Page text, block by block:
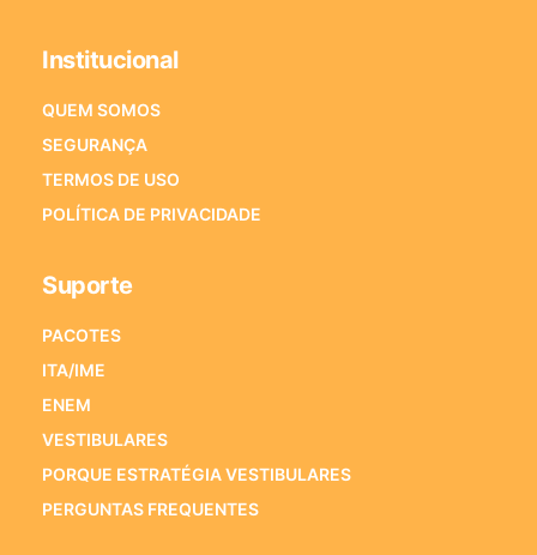
Institucional
QUEM SOMOS
SEGURANÇA
TERMOS DE USO
POLÍTICA DE PRIVACIDADE
Suporte
PACOTES
ITA/IME
ENEM
VESTIBULARES
PORQUE ESTRATÉGIA VESTIBULARES
PERGUNTAS FREQUENTES